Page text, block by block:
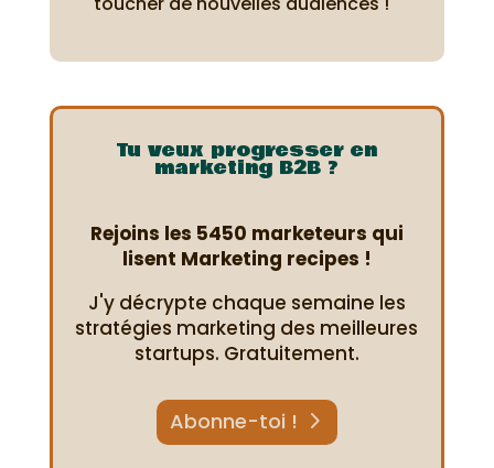
Tu veux progresser en
marketing B2B ?
Rejoins les 5450 marketeurs qui
lisent Marketing recipes !
J'y décrypte chaque semaine les
stratégies marketing des meilleures
startups. Gratuitement.
Abonne-toi !